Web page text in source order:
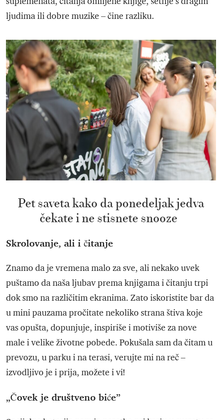
ljudima ili dobre muzike – čine razliku.
Pet saveta kako da ponedeljak jedva
čekate i ne stisnete snooze
Skrolovanje, ali i čitanje
Znamo da je vremena malo za sve, ali nekako uvek
puštamo da naša ljubav prema knjigama i čitanju trpi
dok smo na različitim ekranima. Zato iskoristite bar da
u mini pauzama pročitate nekoliko strana štiva koje
vas opušta, dopunjuje, inspiriše i motiviše za nove
male i velike životne pobede. Pokušala sam da čitam u
prevozu, u parku i na terasi, verujte mi na reč –
izvodljivo je i prija, možete i vi!
„Čovek je društveno biće”